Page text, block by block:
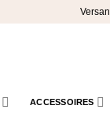
ACCESSOIRES